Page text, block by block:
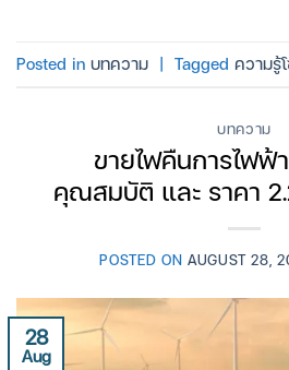
Posted in บทความ | Tagged ความรู้
บทความ
ขายไฟคืนการไฟฟ้
คุณสมบัติ และ ราคา
POSTED ON AUGUST 28,
28
Aug